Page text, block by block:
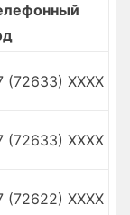
(72633) XXXX
(72633) XXXX
(72622) XXXX